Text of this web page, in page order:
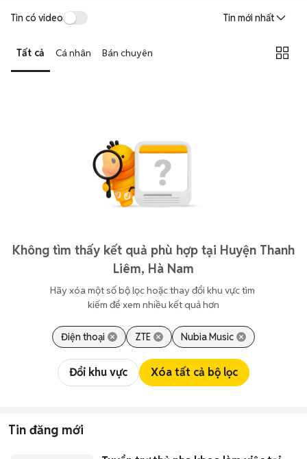
Tin có video Tin mới nhất
Tất cả Cá nhân Bán chuyên
Không tìm thấy kết quả phù hợp tại Huyện Thanh
Liêm, Hà Nam
Hãy xóa một số bộ lọc hoặc thay đổi khu vực tìm
kiếm để xem nhiều kết quả hơn
Điện thoại ZTE Nubia Music
Đổi khu vực Xóa tất cả bộ lọc
Tin đăng mới